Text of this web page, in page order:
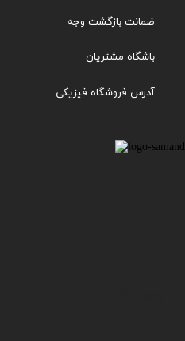
ضمانت بازگشت وجه
باشگاه مشتریان
آدرس فروشگاه فیزیکی